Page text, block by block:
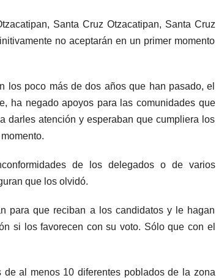
Santa Cruz Otzacatipan, Santa Cruz
no aceptarán en un primer momento
los poco más de dos años que han pasado, el
ha negado apoyos para las comunidades que
darles atención y esperaban que cumpliera los
de los delegados o de varios
que los olvidó.
para que reciban a los candidatos y le hagan
si los favorecen con su voto. Sólo que con el
al menos 10 diferentes poblados de la zona